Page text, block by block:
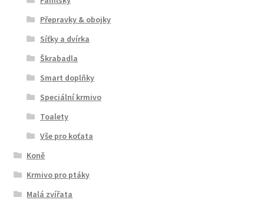
Přepravky & obojky
Síťky a dvírka
Škrabadla
Smart doplňky
Speciální krmivo
Toalety
Vše pro koťata
Koně
Krmivo pro ptáky
Malá zvířata